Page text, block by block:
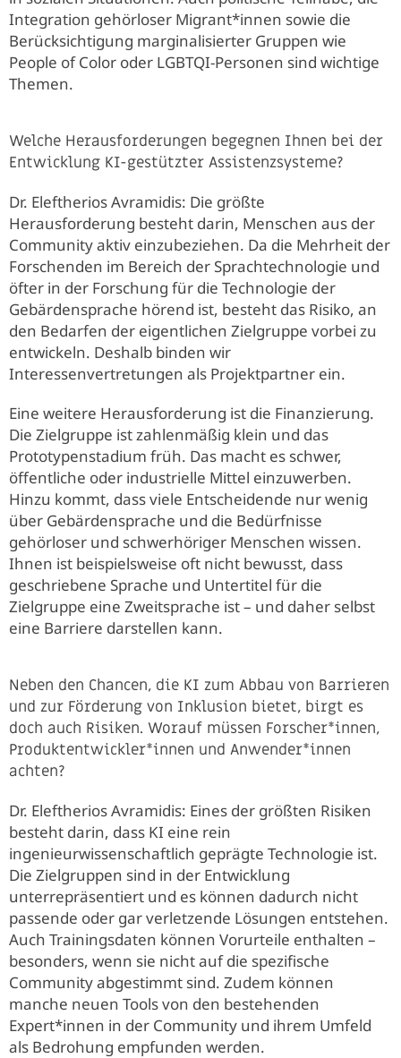
Integration gehörloser Migrant*innen sowie die
Berücksichtigung marginalisierter Gruppen wie
People of Color oder LGBTQI-Personen sind wichtige
Themen.
Welche Herausforderungen begegnen Ihnen bei der
Entwicklung KI-gestützter Assistenzsysteme?
Dr. Eleftherios Avramidis: Die größte
Herausforderung besteht darin, Menschen aus der
Community aktiv einzubeziehen. Da die Mehrheit der
Forschenden im Bereich der Sprachtechnologie und
öfter in der Forschung für die Technologie der
Gebärdensprache hörend ist, besteht das Risiko, an
den Bedarfen der eigentlichen Zielgruppe vorbei zu
entwickeln. Deshalb binden wir
Interessenvertretungen als Projektpartner ein.
Eine weitere Herausforderung ist die Finanzierung.
Die Zielgruppe ist zahlenmäßig klein und das
Prototypenstadium früh. Das macht es schwer,
öffentliche oder industrielle Mittel einzuwerben.
Hinzu kommt, dass viele Entscheidende nur wenig
über Gebärdensprache und die Bedürfnisse
gehörloser und schwerhöriger Menschen wissen.
Ihnen ist beispielsweise oft nicht bewusst, dass
geschriebene Sprache und Untertitel für die
Zielgruppe eine Zweitsprache ist – und daher selbst
eine Barriere darstellen kann.
Neben den Chancen, die KI zum Abbau von Barrieren
und zur Förderung von Inklusion bietet, birgt es
doch auch Risiken. Worauf müssen Forscher*innen,
Produktentwickler*innen und Anwender*innen
achten?
Dr. Eleftherios Avramidis: Eines der größten Risiken
besteht darin, dass KI eine rein
ingenieurwissenschaftlich geprägte Technologie ist.
Die Zielgruppen sind in der Entwicklung
unterrepräsentiert und es können dadurch nicht
passende oder gar verletzende Lösungen entstehen.
Auch Trainingsdaten können Vorurteile enthalten –
besonders, wenn sie nicht auf die spezifische
Community abgestimmt sind. Zudem können
manche neuen Tools von den bestehenden
Expert*innen in der Community und ihrem Umfeld
als Bedrohung empfunden werden.